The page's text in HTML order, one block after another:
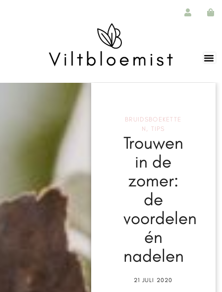
BRUIDSBOEKETTE
N, TIPS
Trouwen
in de
zomer:
de
voordelen
én
nadelen
21 JULI 2020